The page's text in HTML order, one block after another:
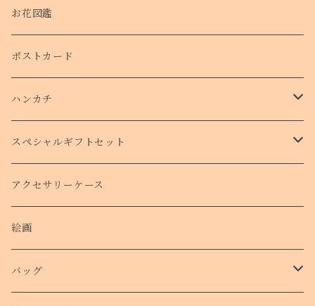
お花図鑑
ポストカード
ハンカチ
タオルハンカチ
スペシャルギフトセット
クリスマスコフレ
アクセサリーケース
絵画
バッグ